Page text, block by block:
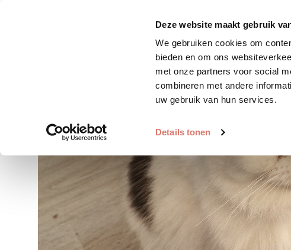
Deze website maakt gebruik
We gebruiken cookies om
bieden en om ons
met onze partners voor social
combineren met andere
uw gebruik van hun services.
Details tonen
Zoek huisdier Plaats huisdier